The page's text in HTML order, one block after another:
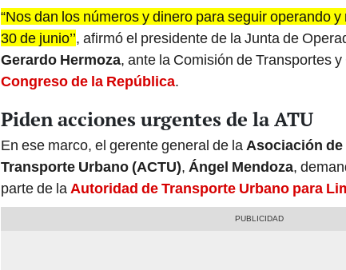
“Nos dan los números y dinero para seguir operando
30 de junio’’, afirmó el presidente de la Junta de
Gerardo Hermoza, ante la Comisión de Transportes
Congreso de la República.
Piden acciones urgentes de la ATU
En ese marco, el gerente general de laAsociación
Transporte Urbano (ACTU), Ángel Mendoza,
parte de laAutoridad de Transporte Urbano para